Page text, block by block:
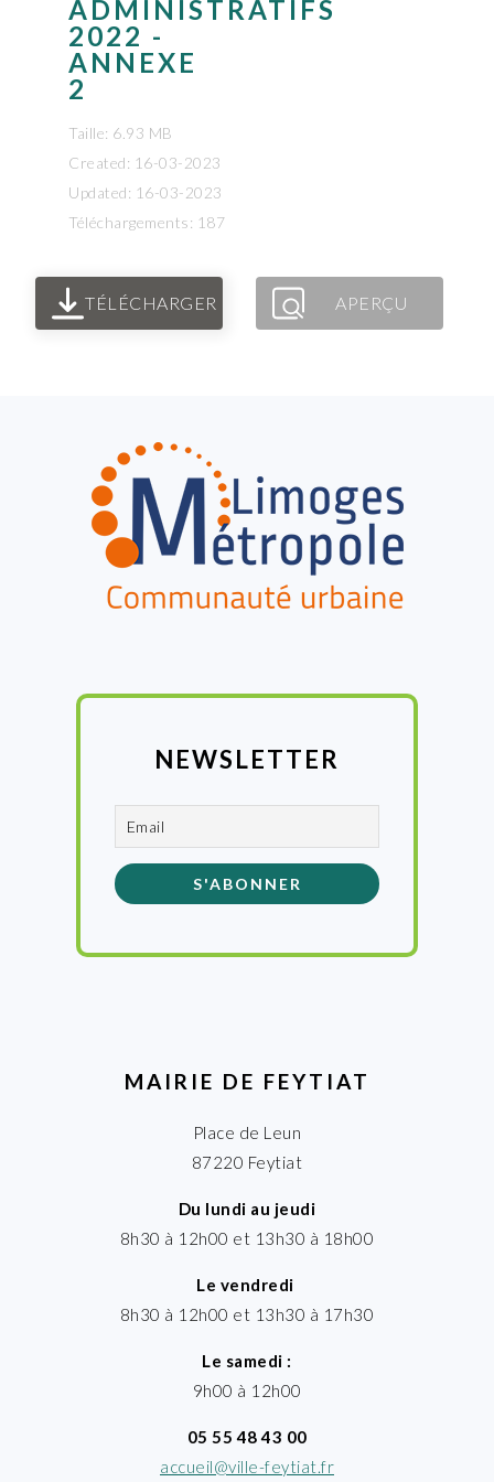
ADMINISTRATIFS
2022 -
ANNEXE
2
Taille: 6.93 MB
Created: 16-03-2023
Updated: 16-03-2023
Téléchargements: 187
TÉLÉCHARGER APERÇU
NEWSLETTER
MAIRIE DE FEYTIAT
Place de Leun
87220 Feytiat
Du lundi au jeudi
8h30 à 12h00 et 13h30 à 18h00
Le vendredi
8h30 à 12h00 et 13h30 à 17h30
Le samedi :
9h00 à 12h00
05 55 48 43 00
accueil@ville-feytiat.fr